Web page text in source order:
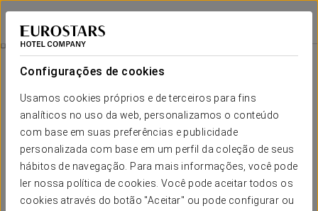
Configurações de cookies
Usamos cookies próprios e de terceiros para fins
analíticos no uso da web, personalizamos o conteúdo
com base em suas preferências e publicidade
personalizada com base em um perfil da coleção de seus
hábitos de navegação. Para mais informações, você pode
ler nossa política de cookies. Você pode aceitar todos os
cookies através do botão "Aceitar" ou pode configurar ou
Eurostars Azahar
CÓRDOVA
Quartos
Quartos
O conforto e descanso que necessita
O Eurostars Azahar dispõe de um total de45 quartos
destacam pela sua tranquilidade e pela combinação de
elementos modernos com pormenores únicos que conferem
um carácter especial a cada espaço. Os tecidos em vermelho
vivo e as janelas amplas proporcionam luz e calidez, criando
espaços ideais para o repouso e conforto.